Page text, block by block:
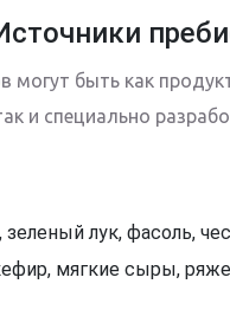
могут быть как
и специально
лук, фасоль,
мягкие сыры,